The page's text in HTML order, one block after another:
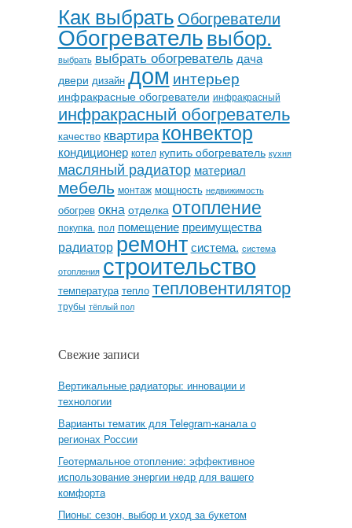
Как выбрать Обогреватели
Обогревательвыбор.
выбрать выбрать обогреватель дача
двери дизайн дом интерьер
инфракрасные обогреватели инфракрасный
инфракрасный обогреватель
качество квартираконвектор
кондиционер котел купить обогреватель кухня
масляный радиатор материал
мебель монтаж мощность недвижимость
обогрев окна отделка отопление
покупка. пол помещение преимущества
радиатор ремонт система. система
отопления строительство
температура тепло тепловентилятор
трубы тёплый пол
Свежие записи
Вертикальные радиаторы: инновации и
технологии
Варианты тематик для Telegram-канала о
регионах России
Геотермальное отопление: эффективное
использование энергии недр для вашего
комфорта
Пионы: сезон, выбор и уход за букетом